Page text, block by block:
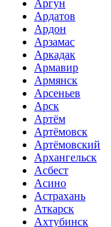
Аргун
Ардатов
Ардон
Арзамас
Аркадак
Армавир
Армянск
Арсеньев
Арск
Артём
Артёмовск
Артёмовский
Архангельск
Асбест
Асино
Астрахань
Аткарск
Ахтубинск